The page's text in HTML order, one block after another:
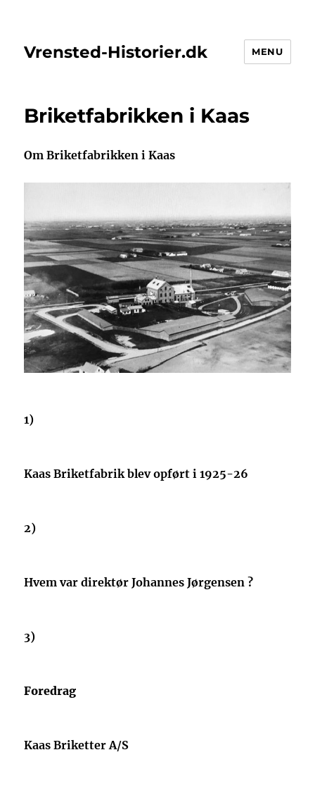
Vrensted-Historier.dk MENU
Briketfabrikken i Kaas
Om Briketfabrikken i Kaas
1)
Kaas Briketfabrik blev opført i 1925-26
2)
Hvem var direktør Johannes Jørgensen ?
3)
Foredrag
Kaas Briketter A/S